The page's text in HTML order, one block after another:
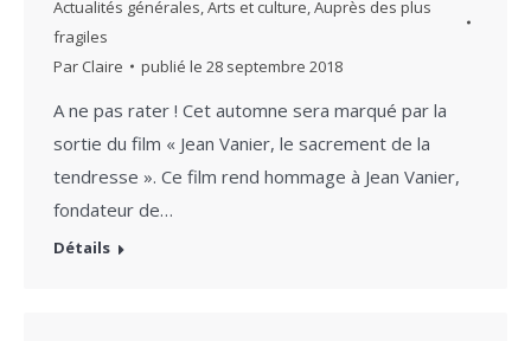
Actualités générales Arts et culture Auprès des plus
fragiles
Par Claire publié le 28 septembre 2018
A ne pas rater ! Cet automne sera marqué par la
sortie du film « Jean Vanier, le sacrement de la
tendresse ». Ce film rend hommage à Jean Vanier,
fondateur de…
Détails